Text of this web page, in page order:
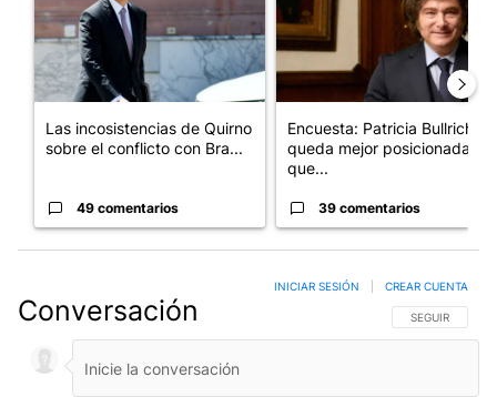
Las incosistencias de Quirno
sobre el conflicto con Bra...
49 comentarios
Encuesta: Patricia Bullrich
queda mejor posicionada
que...
39 comentarios
Conversación SIGA ESTA
SEGUIR
INICIAR SESIÓN CREAR CUENTA